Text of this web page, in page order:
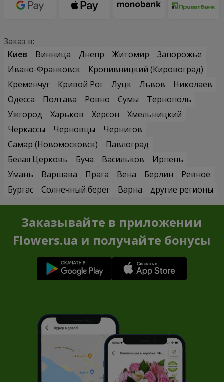
Заказ в:
Киев
Винница Днепр Житомир
Запорожье
Ивано-Франковск
Кропивницкий (Кировоград)
Кременчуг
Кривой Рог Луцк Львов
Николаев
Одесса
Полтава Ровно Сумы
Тернополь
Ужгород
Харьков Херсон
Хмельницкий
Черкассы
Черновцы
Чернигов
Самар (Новомосковск)
Павлоград
Белая Церковь
Буча Васильков
Ирпень
Умань
Варшава Прага Вена Берлин
Ревное
Бургас
Солнечный берег Варна другие регионы
Заказывайте в приложении
Flowers.ua и получайте бонусы